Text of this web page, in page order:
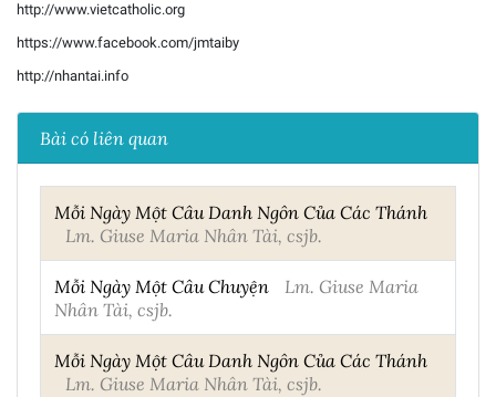
http://www.vietcatholic.org
https://www.facebook.com/jmtaiby
http://nhantai.info
Bài có liên quan
Mỗi Ngày Một Câu Danh Ngôn Của Các Thánh
Lm. Giuse Maria Nhân Tài, csjb.
Mỗi Ngày Một Câu Chuyện
Lm. Giuse Maria
Nhân Tài, csjb.
Mỗi Ngày Một Câu Danh Ngôn Của Các Thánh
Lm. Giuse Maria Nhân Tài, csjb.